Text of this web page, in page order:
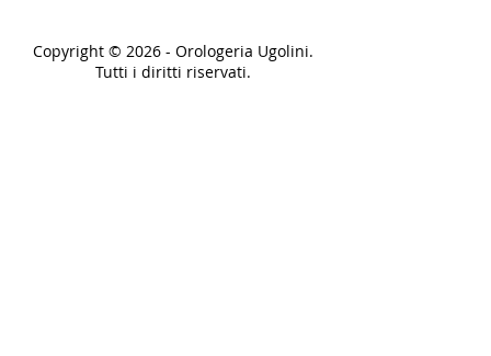
Copyright © 2026 - Orologeria Ugolini.
Tutti i diritti riservati.